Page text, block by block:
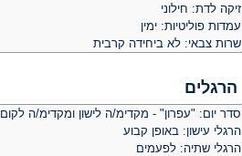
זיקה לדת: חילוני
עמדות פוליטיות: ימין
שרות צבאי: לא ביחידה קרבית
הרגלים
סדר יום: "עפרון" - מקדימ/ה לישון ומקדימ/ה לקום
הרגלי עישון: באופן קבוע
הרגלי שתיה: לפעמים